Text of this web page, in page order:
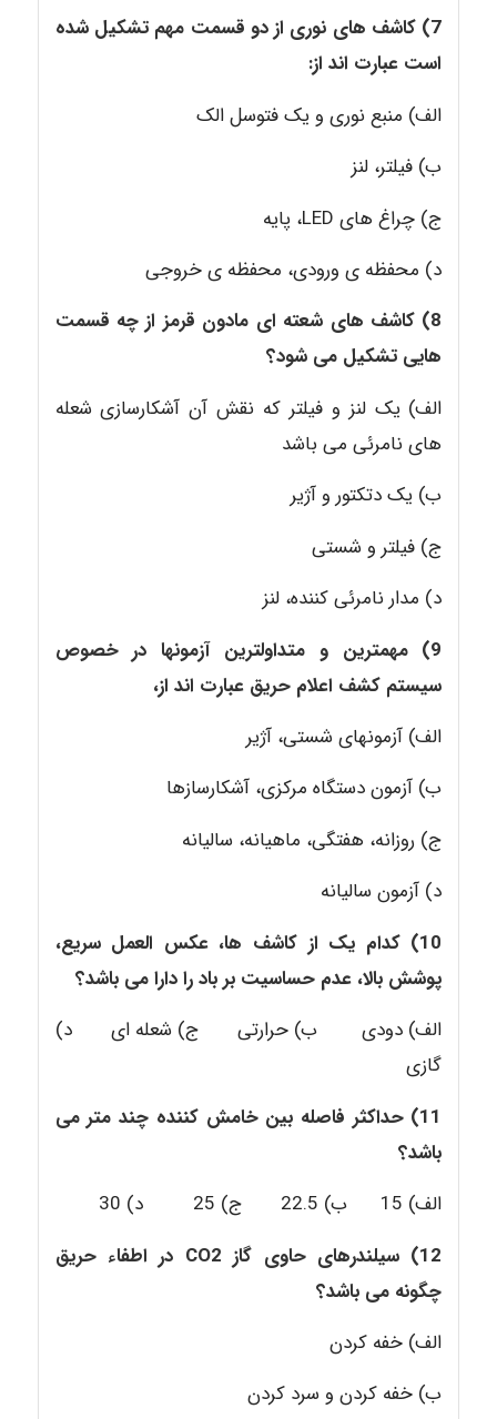
7) کاشف های نوری از دو قسمت مهم تشکیل شده
است عبارت اند از:
الف) منبع نوری و یک فتوسل الک
ب) فیلتر، لنز
ج) چراغ های LED، پایه
د) محفظه ی ورودی، محفظه ی خروجی
8) کاشف های شعته ای مادون قرمز از چه قسمت
هایی تشکیل می شود؟
الف) یک لنز و فیلتر که نقش آن آشکارسازی شعله
های نامرئی می باشد
ب) یک دتکتور و آژیر
ج) فیلتر و شستی
د) مدار نامرئی کننده، لنز
9) مهمترین و متداولترین آزمونها در خصوص
سیستم کشف اعلام حریق عبارت اند از،
الف) آزمونهای شستی، آژیر
ب) آزمون دستگاه مرکزی، آشکارسازها
ج) روزانه، هفتگی، ماهیانه، سالیانه
د) آزمون سالیانه
10) کدام یک از کاشف ها
،عکس العمل سریع،
پوشش بالا، عدم حساسیت بر باد را دارا می باشد؟
الف) دودی ب) حرارتی ج) شعله ای د)
گازی
11) حداکثر فاصله بین خامش کننده چند متر می
باشد؟
الف) 15 ب) 22.5 ج) 25 د) 30
12) سیلندرهای حاوی گاز
CO2 در اطفاء حریق
چگونه می باشد؟
الف) خفه کردن
ب) خفه کردن و سرد کردن